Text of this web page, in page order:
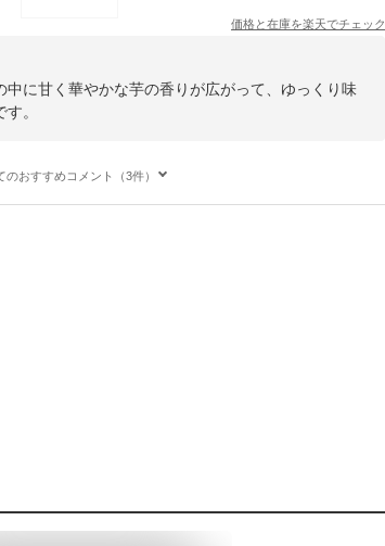
価格と在庫を楽天でチェック
に甘く華やかな芋の香りが広がって、ゆっくり味
。
のおすすめコメント（3件）